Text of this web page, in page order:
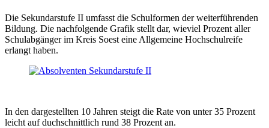
Die Sekundarstufe II umfasst die Schulformen der weiterführenden
Bildung. Die nachfolgende Grafik stellt dar, wieviel Prozent aller
Schulabgänger im Kreis Soest eine Allgemeine Hochschulreife
erlangt haben.
In den dargestellten 10 Jahren steigt die Rate von unter 35 Prozent
leicht auf duchschnittlich rund 38 Prozent an.